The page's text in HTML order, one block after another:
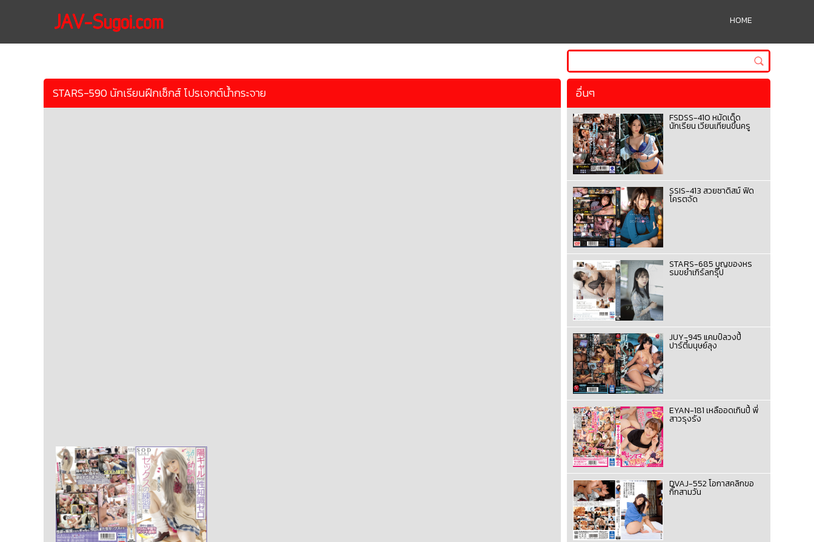
HOME
STARS-590 นักเรียนฝึกเซ็กส์ โปรเจกต์น้ำกระจาย อื่นๆ
FSDSS-410 หมัดเด็ด
นักเรียน เวียนเทียนขึ้นครู
SSIS-413 สวยซาดิสม์ ฟิด
โครตจัด
STARS-685 บุญของหร
รมขยำเกิร์ลกรุ๊ป
JUY-945 แคมป์ลวงปี้
ปาร์ตี้มนุษย์ลุง
EYAN-181 เหลืออดเกินปี้ พี่
สาวรุงรัง
DVAJ-552 โอกาสคลิกขอ
กิ๊กสามวัน